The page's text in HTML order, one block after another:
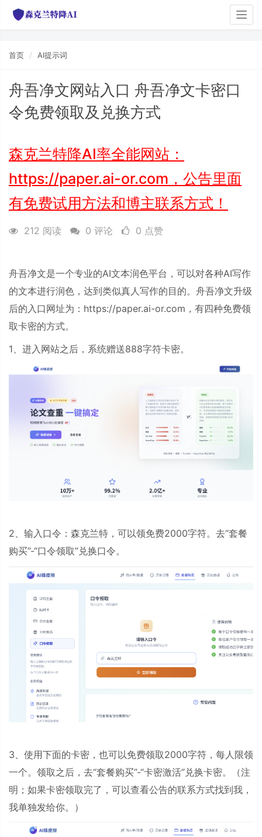
首页 AI提示词
舟吾净文网站入口 舟吾净文卡密口
令免费领取及兑换方式
森克兰特降AI率全能网站：
https://paper.ai-or.com，公告里面
有免费试用方法和博主联系方式！
212 阅读 0 评论 0 点赞
舟吾净文是一个专业的AI文本润色平台，可以对各种AI写作
的文本进行润色，达到类似真人写作的目的。 舟吾净文升级
后的入口网址为：https://paper.ai-or.com，有四种免费领
取卡密的方式。
1、进入网站之后，系统赠送888字符卡密。
2、输入口令： 森克兰特 ，可以领免费2000字符。去“套餐
购买”-“口令领取”兑换口令。
3、使用下面的卡密，也可以免费领取2000字符，每人限领
一个。领取之后，去“套餐购买”-“卡密激活”兑换卡密。（注
明；如果卡密领取完了，可以查看公告的联系方式找到我，
我单独发给你。）